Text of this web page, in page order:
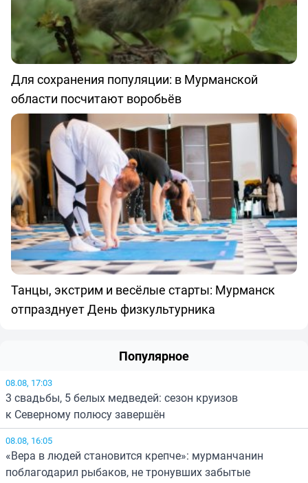
Для сохранения популяции: в Мурманской
области посчитают воробьёв
Танцы, экстрим и весёлые старты: Мурманск
отпразднует День физкультурника
Популярное
08.08, 17:03
3 свадьбы, 5 белых медведей: сезон круизов
к Северному полюсу завершён
08.08, 16:05
«Вера в людей становится крепче»: мурманчанин
поблагодарил рыбаков, не тронувших забытые